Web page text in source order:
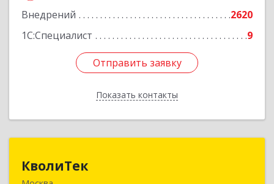
Внедрений
2620
1С:Специалист
9
Отправить заявку
Показать контакты
Отправить заявку
Назад
КволиТек